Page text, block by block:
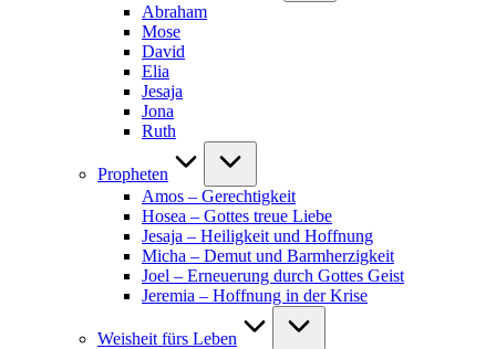
Abraham
Mose
David
Elia
Jesaja
Jona
Ruth
Propheten
Amos – Gerechtigkeit
Hosea – Gottes treue Liebe
Jesaja – Heiligkeit und Hoffnung
Micha – Demut und Barmherzigkeit
Joel – Erneuerung durch Gottes Geist
Jeremia – Hoffnung in der Krise
Weisheit fürs Leben